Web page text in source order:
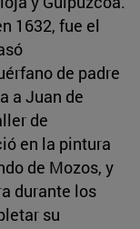
1632, fue el
de padre
a Juan de
de
en la pintura
de Mozos, y
durante los
su